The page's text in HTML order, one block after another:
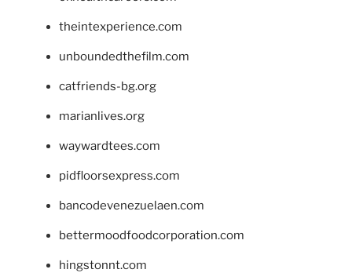
theintexperience.com
unboundedthefilm.com
catfriends-bg.org
marianlives.org
waywardtees.com
pidfloorsexpress.com
bancodevenezuelaen.com
bettermoodfoodcorporation.com
hingstonnt.com